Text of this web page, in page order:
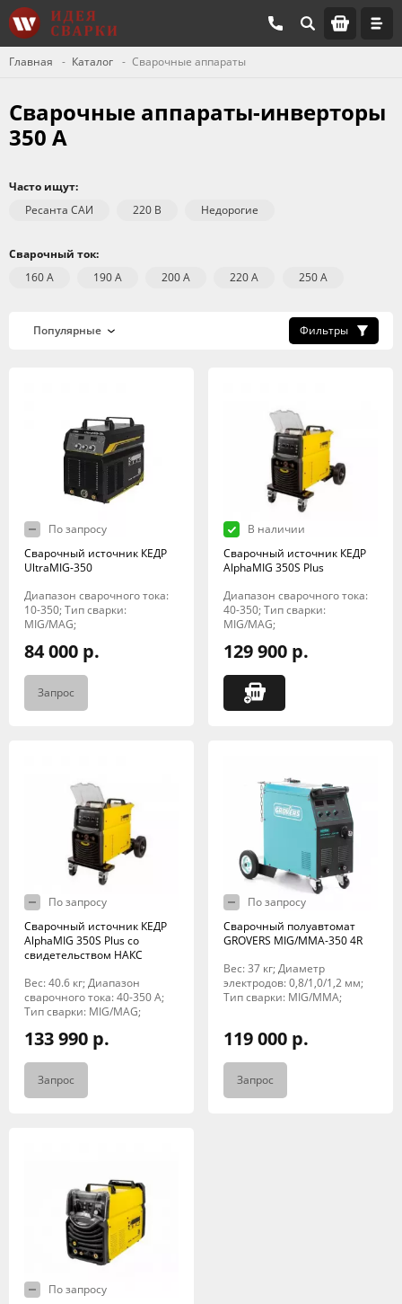
Главная Каталог Сварочные аппараты
Сварочные аппараты-инверторы
350 А
Часто ищут:
Ресанта САИ
220 В Недорогие
Сварочный ток:
160 А
190 А 200 А 220 А 250 А
Фильтры
По запросу
Сварочный источник КЕДР
UltraMIG-350
Диапазон сварочного тока:
10-350; Тип сварки:
MIG/MAG;
84 000 р.
Запрос
В наличии
Сварочный источник КЕДР
AlphaMIG 350S Plus
Диапазон сварочного тока:
40-350; Тип сварки:
MIG/MAG;
129 900 р.
По запросу
Сварочный источник КЕДР
AlphaMIG 350S Plus со
свидетельством НАКС
Вес: 40.6 кг; Диапазон
сварочного тока: 40-350 А;
Тип сварки: MIG/MAG;
133 990 р.
Запрос
По запросу
Сварочный полуавтомат
GROVERS MIG/MMA-350 4R
Вес: 37 кг; Диаметр
электродов: 0,8/1,0/1,2 мм;
Тип сварки: MIG/MMA;
119 000 р.
Запрос
По запросу